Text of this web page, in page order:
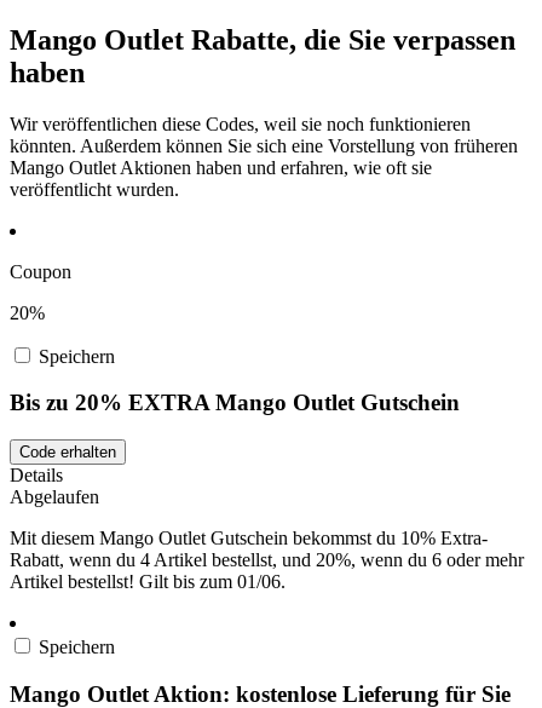
Mango Outlet Rabatte, die Sie verpassen
haben
Wir veröffentlichen diese Codes, weil sie noch funktionieren
könnten. Außerdem können Sie sich eine Vorstellung von früheren
Mango Outlet Aktionen haben und erfahren, wie oft sie
veröffentlicht wurden.
Coupon
20%
Speichern
Bis zu 20% EXTRA Mango Outlet Gutschein
Code erhalten
Details
Abgelaufen
Mit diesem Mango Outlet Gutschein bekommst du 10% Extra-
Rabatt, wenn du 4 Artikel bestellst, und 20%, wenn du 6 oder mehr
Artikel bestellst! Gilt bis zum 01/06.
Speichern
Mango Outlet Aktion: kostenlose Lieferung für Sie